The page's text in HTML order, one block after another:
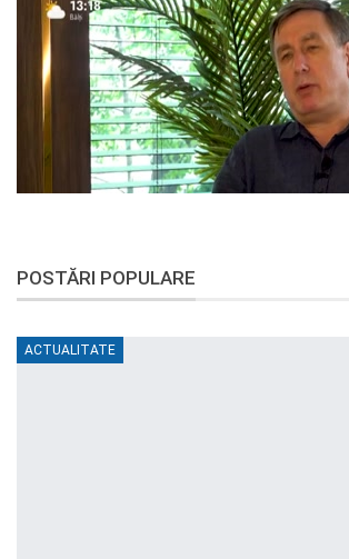
POSTĂRI POPULARE
ACTUALITATE